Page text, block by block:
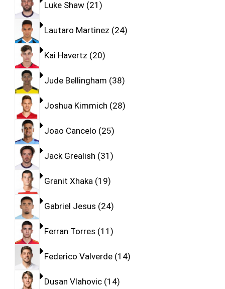
Luke Shaw 21
Lautaro Martinez 24
Kai Havertz 20
Jude Bellingham 38
Joshua Kimmich 28
Joao Cancelo 25
Jack Grealish 31
Granit Xhaka 19
Gabriel Jesus 24
Ferran Torres 11
Federico Valverde 14
Dusan Vlahovic 14